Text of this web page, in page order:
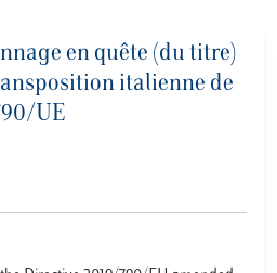
en quête (du titre)
italienne de
UE